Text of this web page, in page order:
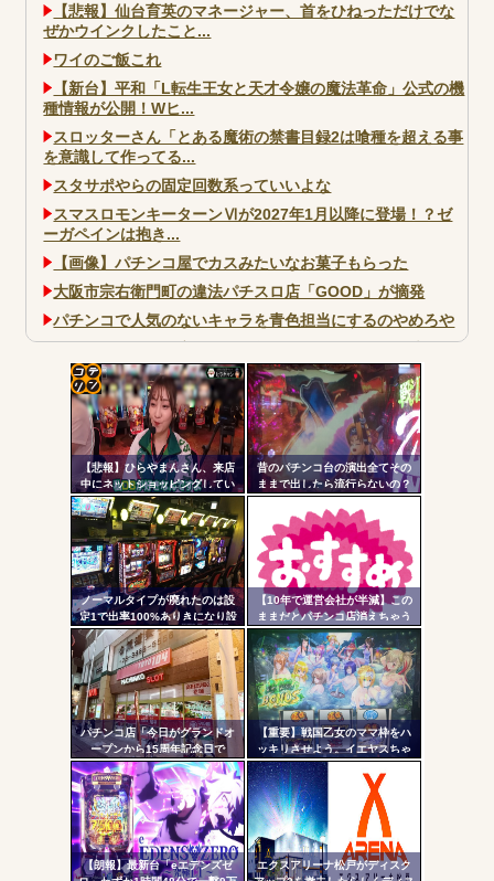
【悲報】仙台育英のマネージャー、首をひねっただけでな
ぜかウインクしたこと...
ワイのご飯これ
【新台】平和「L転生王女と天才令嬢の魔法革命」公式の機
種情報が公開！Wヒ...
スロッターさん「とある魔術の禁書目録2は喰種を超える事
を意識して作ってる...
スタサポやらの固定回数系っていいよな
スマスロモンキーターンⅥが2027年1月以降に登場！？ゼ
ーガペインは抱き...
【画像】パチンコ屋でカスみたいなお菓子もらった
大阪市宗右衛門町の違法パチスロ店「GOOD」が摘発
パチンコで人気のないキャラを青色担当にするのやめろや
ワイ、パチンコ屋店員の目の前で会員カードを握り潰し
「今までありがとう」と...
無職のパチンコカス(22)なんやが、ワイの人生どれくらい
ヤバいか教えて？...
AngelBeats!とかいうクソアニメの思い出ｗｗｗ
Powered by livedoor 相互RSS
【悲報】ひらやまんさん、来店
中にネットショッピングしてい
る様子を撮影された挙句シバタ
ーさんに密告されてしまう…
昔のパチンコ台の演出全てその
ままで出したら流行らないの？
ノーマルタイプが廃れたのは設
定1で出率100%ありきになり設
定1放置がデフォになったから
【10年で運営会社が半減】この
ままだとパチンコ店消えちゃう
けど…それでいいの？
パチンコ店「今日がグランドオ
ープンから15周年記念日で
す！」←ワイ「五万負けてま
す」
【重要】戦国乙女のママ枠をハ
ッキリさせよう。イエヤスちゃ
んやヒデヨシちゃんはママなの
か。ノブ様はママではないのか
【朗報】最新台「eエデンズゼ
エクスアリーナ松戸がディスク
コテ
リン
- 固
定リ
ンク
自動
更新
ツー
ル